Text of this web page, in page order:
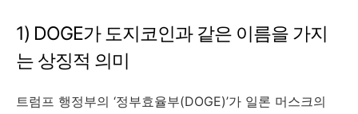
1) DOGE가 도지코인과 같은 이름을 가지
는 상징적 의미
트럼프 행정부의 ‘정부효율부(DOGE)’가 일론 머스크의